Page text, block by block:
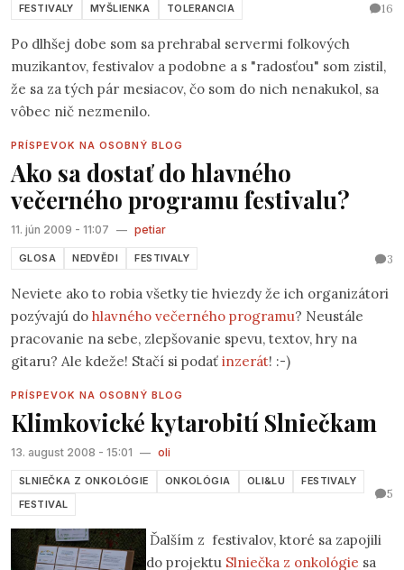
FESTIVALY MYŠLIENKA TOLERANCIA 16
Po dlhšej dobe som sa prehrabal servermi folkových
muzikantov, festivalov a podobne a s "radosťou" som zistil,
že sa za tých pár mesiacov, čo som do nich nenakukol, sa
vôbec nič nezmenilo.
PRÍSPEVOK NA OSOBNÝ BLOG
Ako sa dostať do hlavného
večerného programu festivalu?
11. jún 2009 - 11:07 — petiar
GLOSA NEDVĚDI FESTIVALY 3
Neviete ako to robia všetky tie hviezdy že ich organizátori
pozývajú do hlavného večerného programu? Neustále
pracovanie na sebe, zlepšovanie spevu, textov, hry na
gitaru? Ale kdeže! Stačí si podať inzerát! :-)
PRÍSPEVOK NA OSOBNÝ BLOG
Klimkovické kytarobití Slniečkam
13. august 2008 - 15:01 — oli
SLNIEČKA Z ONKOLÓGIE ONKOLÓGIA OLI&LU
FESTIVALY
FESTIVAL
5
Ďalším z festivalov, ktoré sa zapojili
do projektu Slniečka z onkológie sa